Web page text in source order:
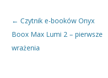
Nawigacja wpisu
← Czytnik e-booków Onyx
Boox Max Lumi 2 – pierwsze
wrażenia